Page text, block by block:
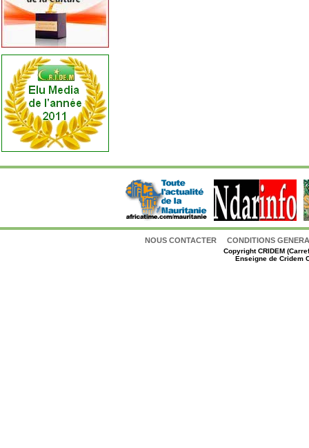
NOUS CONTACTER CONDITIONS
CopyrightCRIDEM
Enseigne de Cridem